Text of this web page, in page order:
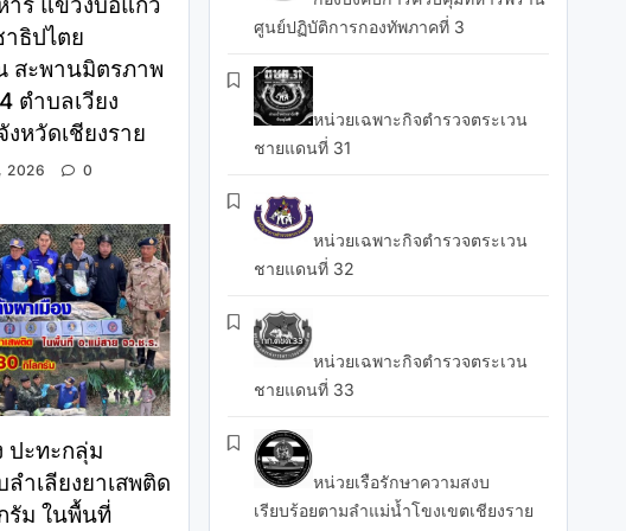
ธิปไตย
สะพานมิตรภาพ
ตำบลเวียง
งหวัดเชียงราย
2026 0
ปะทะกลุ่ม
ำเลียงยาเสพติด
รัม ในพื้นที่
ศูนย์ปฏิบัติการกองทัพภาคที่ 3
หน่วยเฉพาะกิจตำรวจตระเวน
ชายแดนที่ 31
หน่วยเฉพาะกิจตำรวจตระเวน
ชายแดนที่ 32
หน่วยเฉพาะกิจตำรวจตระเวน
ชายแดนที่ 33
หน่วยเรือรักษาความสงบ
เรียบร้อยตามลำแม่น้ำโขงเขตเชียงราย